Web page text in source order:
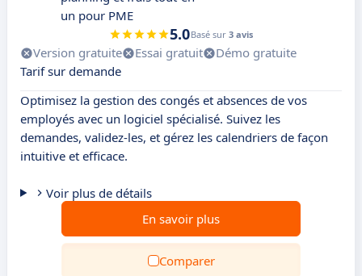
un pour PME
5.0Basé sur 3 avis
Version gratuite Essai gratuit
Démo gratuite
Tarif sur demande
Optimisez la gestion des congés et absences de vos
employés avec un logiciel spécialisé. Suivez les
demandes, validez-les, et gérez les calendriers de façon
intuitive et efficace.
Voir plus de détails
En savoir plus
Comparer